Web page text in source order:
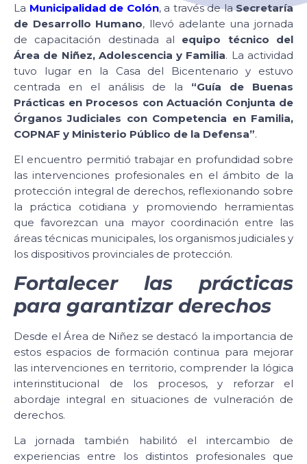
La Municipalidad de Colón, a través de laSecretaría
de Desarrollo Humano, llevó adelante una jornada
de capacitación destinada al equipo técnico del
Área de Niñez, Adolescencia y Familia. La actividad
tuvo lugar en la Casa del Bicentenario y estuvo
centrada en el análisis de la “Guía de Buenas
Prácticas en Procesos con Actuación Conjunta de
Órganos Judiciales con Competencia en Familia,
COPNAF y Ministerio Público de la Defensa”.
El encuentro permitió trabajar en profundidad sobre
las intervenciones profesionales en el ámbito de la
protección integral de derechos, reflexionando sobre
la práctica cotidiana y promoviendo herramientas
que favorezcan una mayor coordinación entre las
áreas técnicas municipales, los organismos judiciales y
los dispositivos provinciales de protección.
Fortalecer las prácticas
para garantizar derechos
Desde el Área de Niñez se destacó la importancia de
estos espacios de formación continua para mejorar
las intervenciones en territorio, comprender la lógica
interinstitucional de los procesos, y reforzar el
abordaje integral en situaciones de vulneración de
derechos.
La jornada también habilitó el intercambio de
experiencias entre los distintos profesionales que